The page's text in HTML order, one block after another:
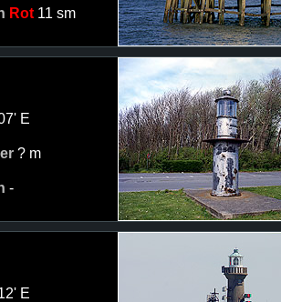
Rot 11 sm
E
? m
-
E